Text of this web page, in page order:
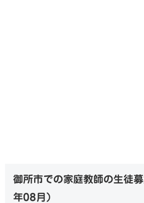
御所市での家庭教師の生徒
年08月 ）